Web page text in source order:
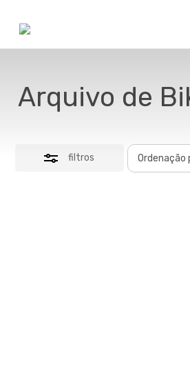
main
content
Arquivo de
filtros